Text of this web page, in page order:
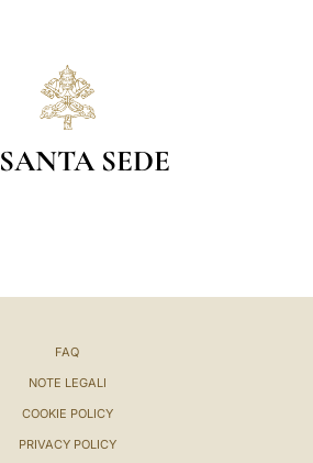
SANTA SEDE
FAQ
NOTE LEGALI
COOKIE POLICY
PRIVACY POLICY